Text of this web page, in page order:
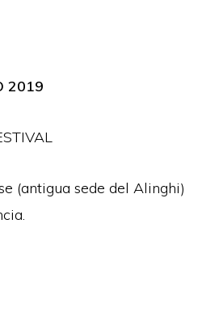
2019
(antigua sede del Alinghi)